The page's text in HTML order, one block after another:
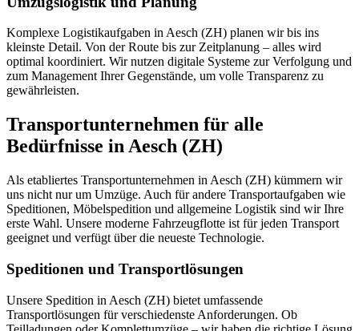
Komplexe Logistikaufgaben in Aesch (ZH) planen wir bis ins
kleinste Detail. Von der Route bis zur Zeitplanung – alles wird
optimal koordiniert. Wir nutzen digitale Systeme zur Verfolgung und
zum Management Ihrer Gegenstände, um volle Transparenz zu
gewährleisten.
Transportunternehmen für alle
Bedürfnisse in Aesch (ZH)
Als etabliertes Transportunternehmen in Aesch (ZH) kümmern wir
uns nicht nur um Umzüge. Auch für andere Transportaufgaben wie
Speditionen, Möbelspedition und allgemeine Logistik sind wir Ihre
erste Wahl. Unsere moderne Fahrzeugflotte ist für jeden Transport
geeignet und verfügt über die neueste Technologie.
Speditionen und Transportlösungen
Unsere Spedition in Aesch (ZH) bietet umfassende
Transportlösungen für verschiedenste Anforderungen. Ob